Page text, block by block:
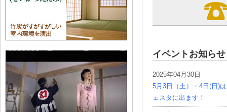
イベントお知らせ
2025年04月30日
5月3日（土）・4日(日)
ェスタに出ます！